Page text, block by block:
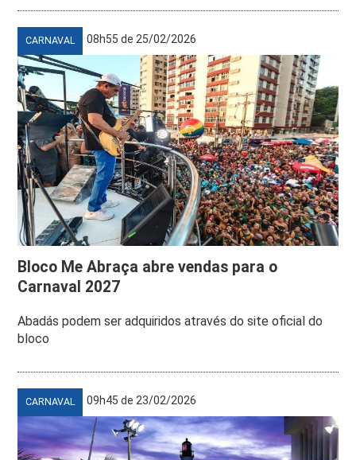
CARNAVAL 08h55 de 25/02/2026
Bloco Me Abraça abre vendas para o
Carnaval 2027
Abadás podem ser adquiridos através do site oficial do
bloco
CARNAVAL 09h45 de 23/02/2026